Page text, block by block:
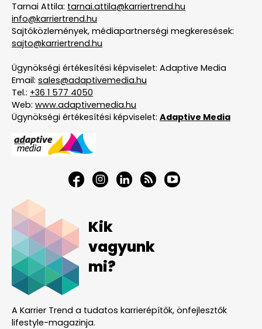
Tarnai Attila: tarnai.attila@karriertrend.hu
info@karriertrend.hu
Sajtóközlemények, médiapartnerségi megkeresések:
sajto@karriertrend.hu
Ügynökségi értékesítési képviselet: Adaptive Media
Email: sales@adaptivemedia.hu
Tel.: +36 1 577 4050
Web: www.adaptivemedia.hu
Ügynökségi értékesítési képviselet: Adaptive Media
Kik
vagyunk
mi?
A Karrier Trend a tudatos karrierépítők, önfejlesztők
lifestyle-magazinja.